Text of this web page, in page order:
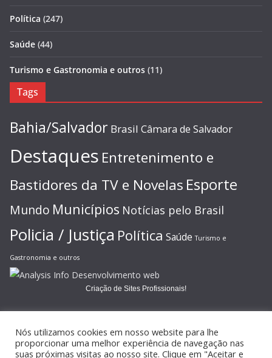
Política (247)
Saúde (44)
Turismo e Gastronomia e outros (11)
Tags
Bahia/Salvador Brasil Câmara de Salvador
Destaques Entretenimento e
Bastidores da TV e Novelas Esporte
Mundo Municípios Notícias pelo Brasil
Policia / Justiça Política Saúde Turismo e
Gastronomia e outros
Criação de Sites Profissionais!
Nós utilizamos cookies em nosso website para lhe
proporcionar uma melhor experiência de navegação nas
suas próximas visitas ao nosso site. Clique em "Aceitar e